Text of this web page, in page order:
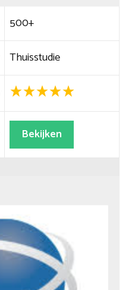
500+
Thuisstudie
Bekijken